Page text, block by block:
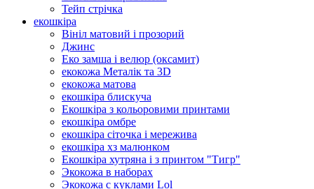
Тейп стрічка
екошкіра
Вініл матовий і прозорий
Джинс
Еко замша і велюр (оксамит)
екокожа Металік та 3D
екокожа матова
екошкіра блискуча
Екошкіра з кольоровими принтами
екошкіра омбре
екошкіра сіточка і мережива
екошкіра хз малюнком
Екошкіра хутряна і з принтом "Тигр"
Экокожа в наборах
Экокожа с куклами Lol